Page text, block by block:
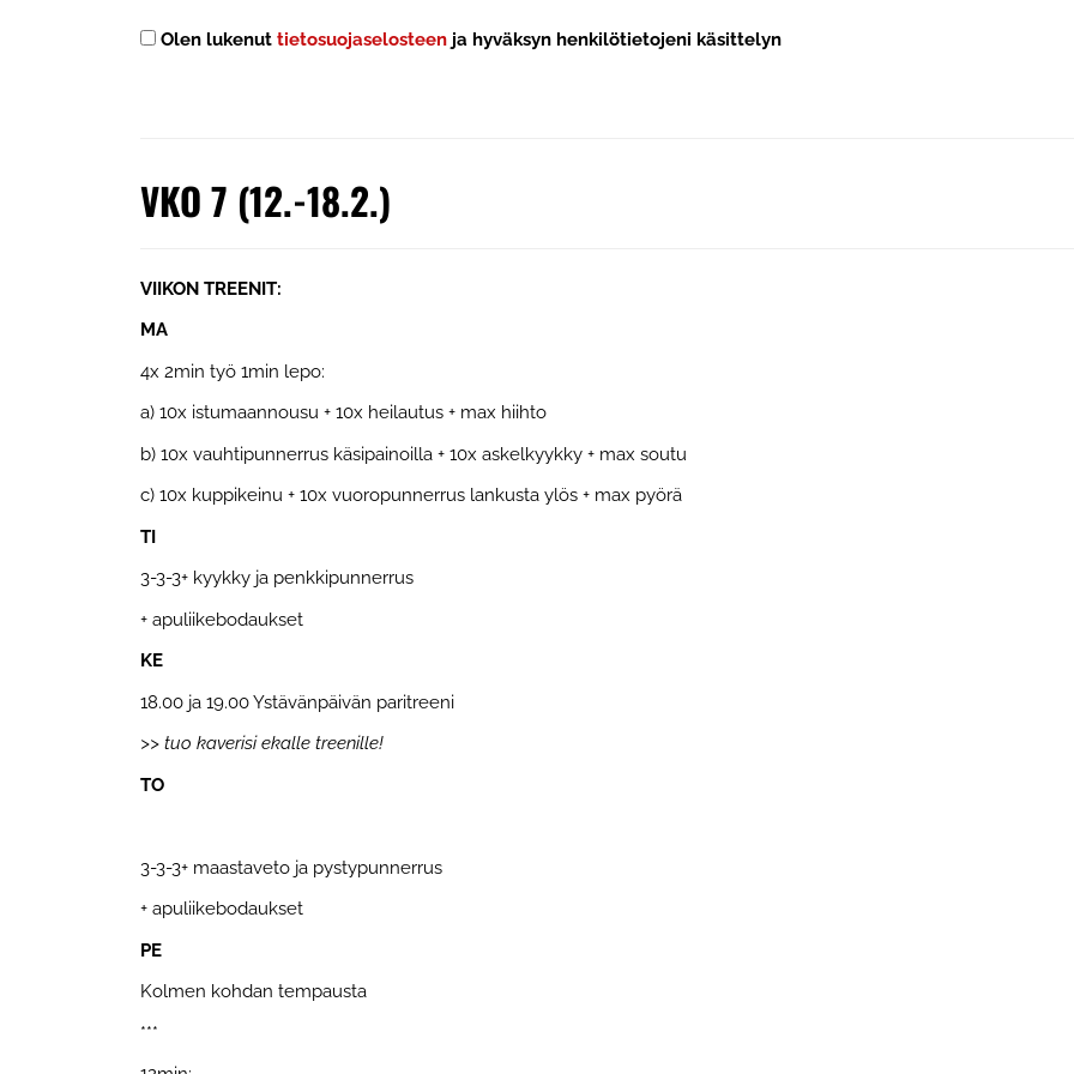
Olen lukenut tietosuojaselosteen ja hyväksyn henkilötietojeni käsittelyn
VKO 7 (12.-18.2.)
VIIKON TREENIT:
MA
4x 2min työ 1min lepo:
a) 10x istumaannousu + 10x heilautus + max hiihto
b) 10x vauhtipunnerrus käsipainoilla + 10x askelkyykky + max soutu
c) 10x kuppikeinu + 10x vuoropunnerrus lankusta ylös + max pyörä
TI
3-3-3+ kyykky ja penkkipunnerrus
+ apuliikebodaukset
KE
18.00 ja 19.00 Ystävänpäivän paritreeni
>> tuo kaverisi ekalle treenille!
TO
3-3-3+ maastaveto ja pystypunnerrus
+ apuliikebodaukset
PE
Kolmen kohdan tempausta
***